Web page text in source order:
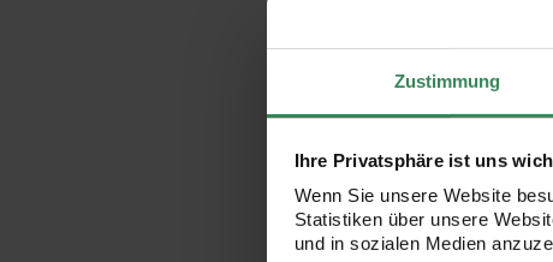
Zustimmung
Ihre Privatsphäre ist uns
Wenn Sie unsere Website
Statistiken über unsere
und in sozialen Medien
Paper Poetry Origami Transformation 15x15cm 50 Blatt
Paper Poetry Paper